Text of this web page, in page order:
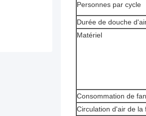
Personnes par cycle
Durée de douche
Matériel
Consommation de fan
Circulation d'air de la